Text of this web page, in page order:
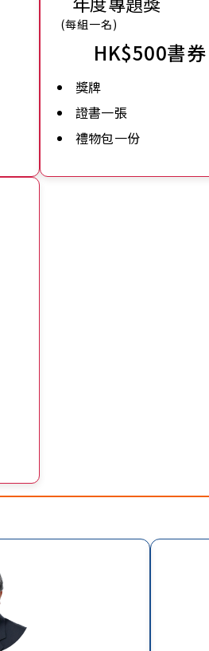
(每組一名)
HK$500書券
獎牌
證書一張
禮物包一份